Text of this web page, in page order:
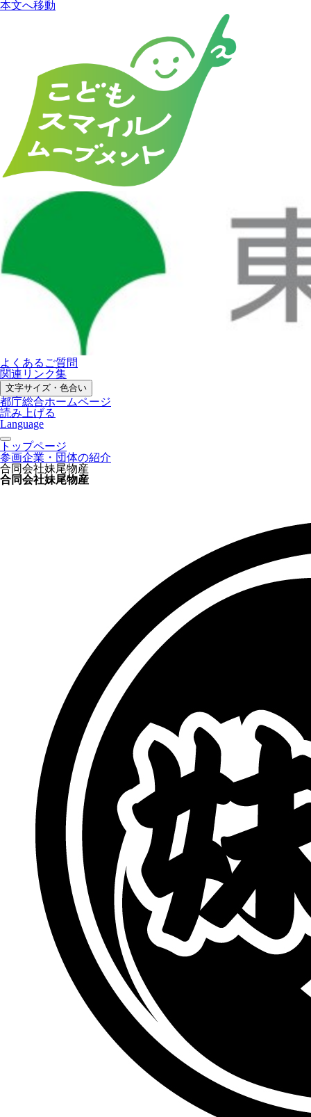
本文へ移動
よくあるご質問
関連リンク集
文字サイズ・色合い
都庁総合ホームページ
読み上げる
Language
トップページ
参画企業・団体の紹介
合同会社妹尾物産
合同会社妹尾物産